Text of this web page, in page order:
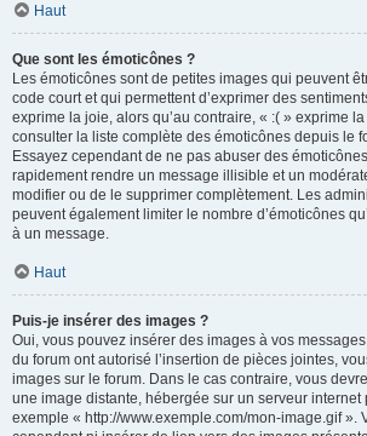
Haut
Que sont les émoticônes ?
Les émoticônes sont de petites images qui peuvent
code court et qui permettent d’exprimer des
exprime la joie, alors qu’au contraire, « :( » exprime
consulter la liste complète des émoticônes depuis le
Essayez cependant de ne pas abuser des
rapidement rendre un message illisible et un
modifier ou de le supprimer complètement. Les
peuvent également limiter le nombre d’émoticônes
à un message.
Haut
Puis-je insérer des images ?
Oui, vous pouvez insérer des images à vos
du forum ont autorisé l’insertion de pièces jointes,
images sur le forum. Dans le cas contraire, vous
une image distante, hébergée sur un serveur internet
exemple « http://www.exemple.com/mon-image.gif ».